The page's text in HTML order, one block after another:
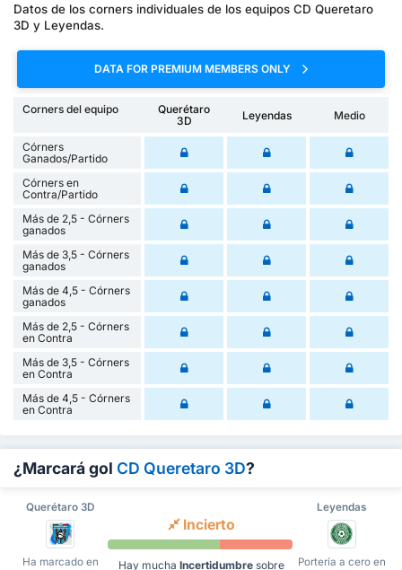
Datos de los corners individuales de los equipos CD Queretaro
3D y Leyendas.
DATA FOR PREMIUM MEMBERS ONLY
Corners del equipo
Querétaro
3D
Leyendas Medio
Córners
Ganados/Partido
Córners en
Contra/Partido
Más de 2,5 - Córners
ganados
Más de 3,5 - Córners
ganados
Más de 4,5 - Córners
ganados
Más de 2,5 - Córners
en Contra
Más de 3,5 - Córners
en Contra
Más de 4,5 - Córners
en Contra
¿Marcará gol CD Queretaro 3D?
Querétaro 3D Leyendas
Ha marcado en
Incierto
Hay mucha Incertidumbresobre
Portería a cero en